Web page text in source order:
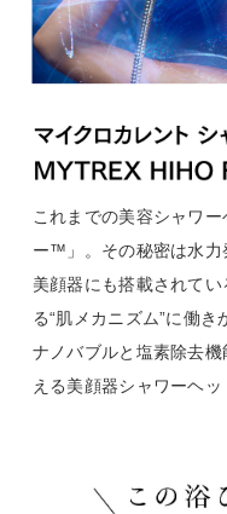
これまでの美容シャワ
ー™」。その秘密は水力
美顔器にも搭載されて
る“肌メカニズム”に働き
ナノバブルと塩素除去
える美顔器シャワーヘッ